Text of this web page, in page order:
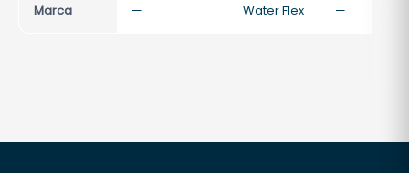
Marca — Water Flex —